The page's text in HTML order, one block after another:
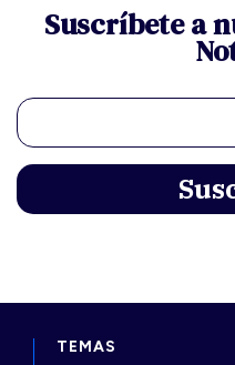
Suscríbete a
TEMAS